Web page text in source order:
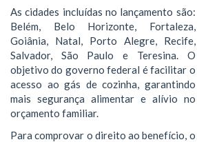
As cidades incluídas no lançamento são:
Belém, Belo Horizonte, Fortaleza,
Goiânia, Natal, Porto Alegre, Recife,
Salvador, São Paulo e Teresina. O
objetivo do governo federal é facilitar o
acesso ao gás de cozinha, garantindo
mais segurança alimentar e alívio no
orçamento familiar.
Para comprovar o direito ao benefício, o